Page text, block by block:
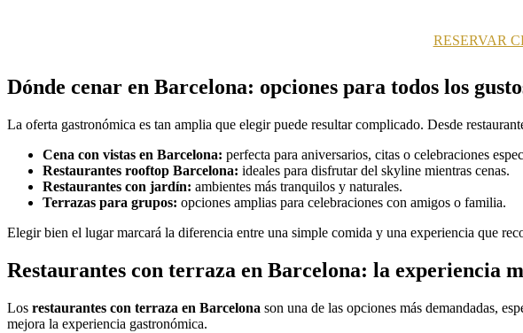
RESERVAR
Dónde cenar en Barcelona: opciones para todos los
La oferta gastronómica es tan amplia que elegir puede resultar complicado. Desde
Cena con vistas en Barcelona: perfecta para aniversarios, citas o celebraciones
Restaurantes rooftop Barcelona: ideales para disfrutar del skyline mientras cenas.
Restaurantes con jardín: ambientes más tranquilos y naturales.
Terrazas para grupos: opciones amplias para celebraciones con amigos o familia.
Elegir bien el lugar marcará la diferencia entre una simple comida y una experiencia que
Restaurantes con terraza en Barcelona: la experiencia
Los restaurantes con terraza en Barcelona son una de las opciones más demandadas,
mejora la experiencia gastronómica.